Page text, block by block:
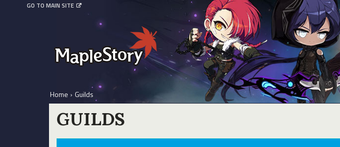
GO TO MAIN SITE
Home › Guilds
GUILDS